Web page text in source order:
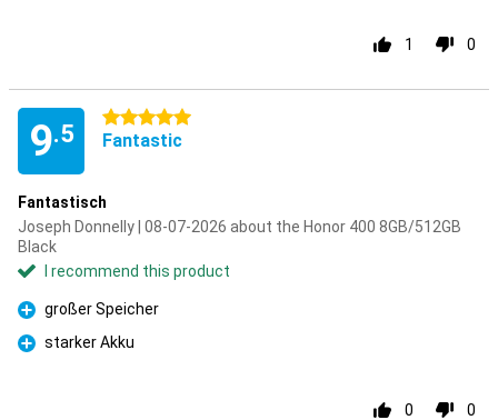
1 0
9.5
5 stars
Fantastic
Fantastisch
Joseph Donnelly | 08-07-2026 about the Honor 400 8GB/512GB
Black
I recommend this product
Pro
großer Speicher
Pro
starker Akku
0 0